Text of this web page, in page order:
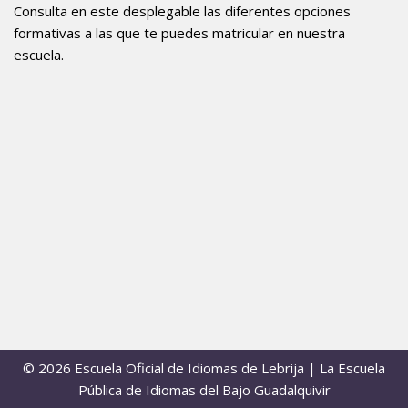
Consulta en este desplegable las diferentes opciones
formativas a las que te puedes matricular en nuestra
escuela.
© 2026 Escuela Oficial de Idiomas de Lebrija | La Escuela
Pública de Idiomas del Bajo Guadalquivir